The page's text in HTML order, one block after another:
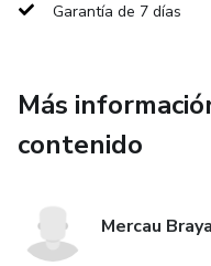
Garantía de 7 días
Más
contenido
Mercau